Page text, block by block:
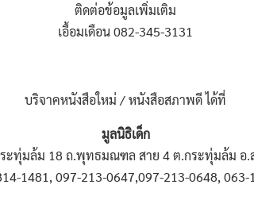
ติดต่อข้อมูลเพิ่มเติม
เอื้อมเดือน 082-345-3131
บริจาคหนังสือใหม่ / หนังสือสภาพดี ได้ที่
มูลนิธิเด็ก
ะทุ่มล้ม 18ถ.พุทธมณฑล สาย 4 ต.กระทุ่มล้ม อ.
1481, 097-213-0647,097-213-0648, 063-